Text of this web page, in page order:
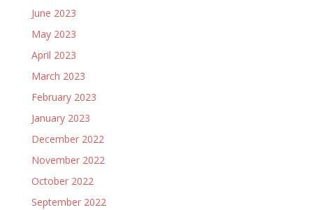
June 2023
May 2023
April 2023
March 2023
February 2023
January 2023
December 2022
November 2022
October 2022
September 2022